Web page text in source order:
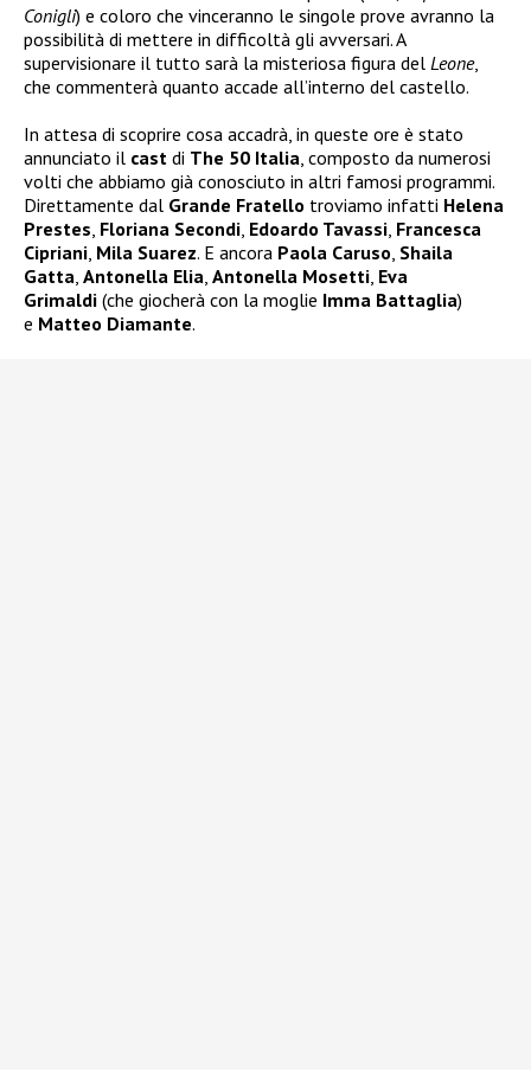
Conigli) e coloro che vinceranno le singole prove avranno la
possibilità di mettere in difficoltà gli avversari. A
supervisionare il tutto sarà la misteriosa figura del Leone,
che commenterà quanto accade all’interno del castello.
In attesa di scoprire cosa accadrà, in queste ore è stato
annunciato il cast di The 50 Italia , composto da numerosi
volti che abbiamo già conosciuto in altri famosi programmi.
Direttamente dal Grande Fratello troviamo infatti Helena
Prestes Floriana Secondi Edoardo Tavassi Francesca
Cipriani Mila Suarez. E ancora Paola Caruso Shaila
Gatta Antonella Elia Antonella Mosetti Eva
Grimaldi (che giocherà con la moglie Imma Battaglia)
e Matteo Diamante.